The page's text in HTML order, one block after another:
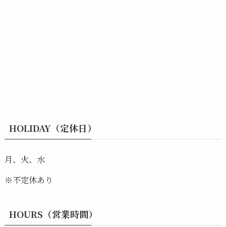
HOLIDAY（定休日）
月、火、水
※不定休あり
HOURS（営業時間）